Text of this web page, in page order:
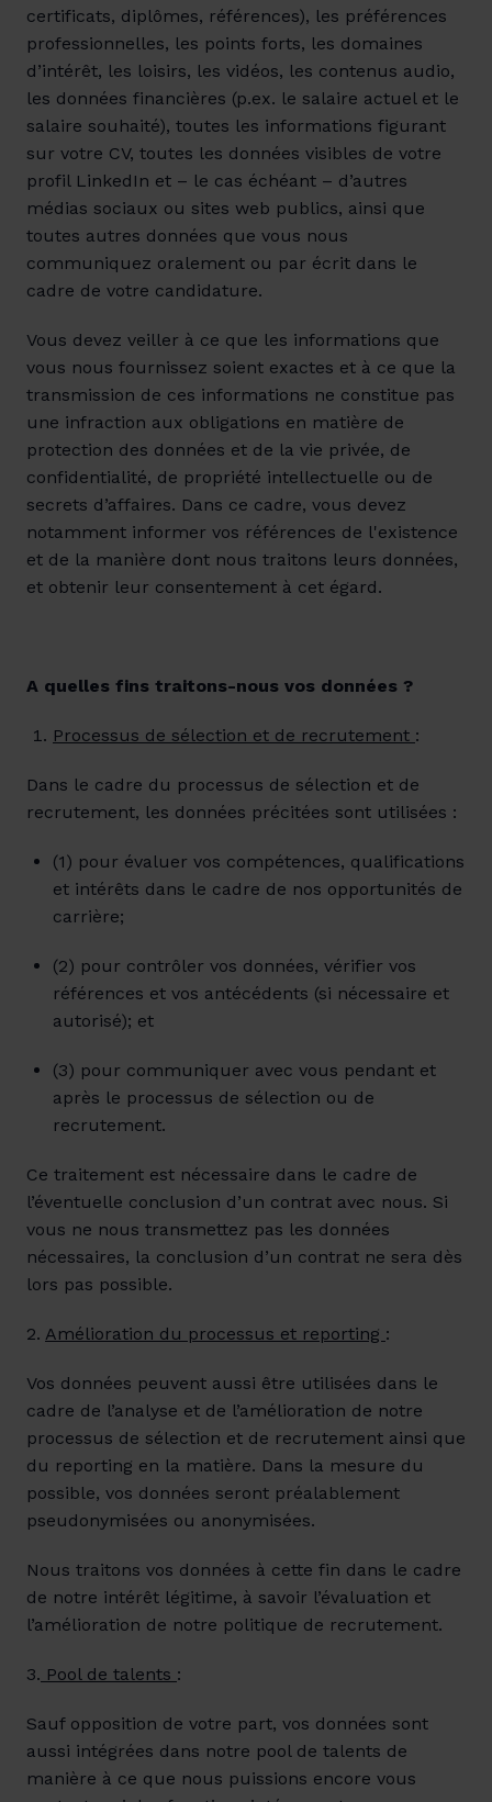
certificats, diplômes, références), les préférences
professionnelles, les points forts, les domaines
d’intérêt, les loisirs, les vidéos, les contenus audio,
les données financières (p.ex. le salaire actuel et le
salaire souhaité), toutes les informations figurant
sur votre CV, toutes les données visibles de votre
profil LinkedIn et – le cas échéant – d’autres
médias sociaux ou sites web publics, ainsi que
toutes autres données que vous nous
communiquez oralement ou par écrit dans le
cadre de votre candidature.
Vous devez veiller à ce que les informations que
vous nous fournissez soient exactes et à ce que la
transmission de ces informations ne constitue pas
une infraction aux obligations en matière de
protection des données et de la vie privée, de
confidentialité, de propriété intellectuelle ou de
secrets d’affaires. Dans ce cadre, vous devez
notamment informer vos références de l'existence
et de la manière dont nous traitons leurs données,
et obtenir leur consentement à cet égard.
A quelles fins traitons-nous vos données ?
Processus de sélection et de recrutement :
Dans le cadre du processus de sélection et de
recrutement, les données précitées sont utilisées :
(1) pour évaluer vos compétences, qualifications
et intérêts dans le cadre de nos opportunités de
carrière;
(2) pour contrôler vos données, vérifier vos
références et vos antécédents (si nécessaire et
autorisé); et
(3) pour communiquer avec vous pendant et
après le processus de sélection ou de
recrutement.
Ce traitement est nécessaire dans le cadre de
l’éventuelle conclusion d’un contrat avec nous. Si
vous ne nous transmettez pas les données
nécessaires, la conclusion d’un contrat ne sera dès
lors pas possible.
2. Amélioration du processus et reporting :
Vos données peuvent aussi être utilisées dans le
cadre de l’analyse et de l’amélioration de notre
processus de sélection et de recrutement ainsi que
du reporting en la matière. Dans la mesure du
possible, vos données seront préalablement
pseudonymisées ou anonymisées.
Nous traitons vos données à cette fin dans le cadre
de notre intérêt légitime, à savoir l’évaluation et
l’amélioration de notre politique de recrutement.
3. Pool de talents :
Sauf opposition de votre part, vos données sont
aussi intégrées dans notre pool de talents de
manière à ce que nous puissions encore vous